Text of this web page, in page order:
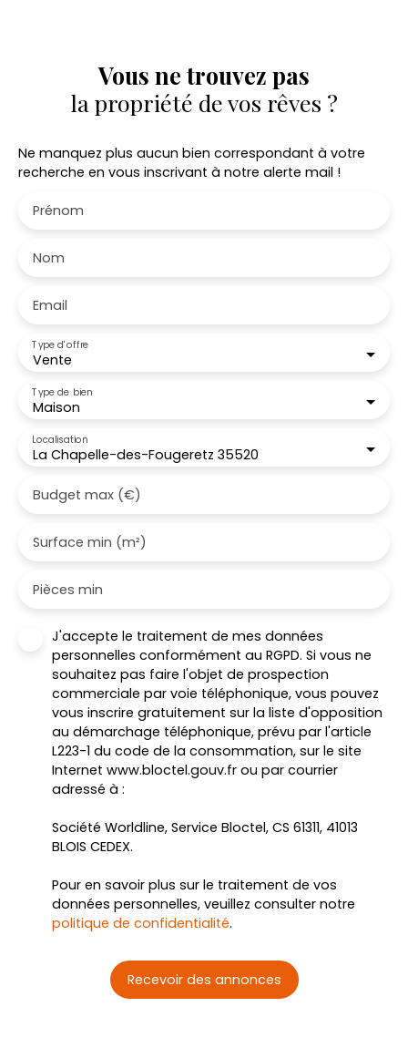
Vous ne trouvez pas
la propriété de vos rêves ?
Ne manquez plus aucun bien correspondant à votre
recherche en vous inscrivant à notre alerte mail !
Prénom
Nom
Email
Vente
Type d'offre
Maison
Type de bien
La Chapelle-des-Fougeretz 35520
Localisation
Budget max (€)
Surface min (m²)
Pièces min
J'accepte le traitement de mes données
personnelles conformément au RGPD. Si vous ne
souhaitez pas faire l'objet de prospection
commerciale par voie téléphonique, vous pouvez
vous inscrire gratuitement sur la liste d'opposition
au démarchage téléphonique, prévu par l'article
L223-1 du code de la consommation, sur le site
Internet www.bloctel.gouv.fr ou par courrier
adressé à :
Société Worldline, Service Bloctel, CS 61311, 41013
BLOIS CEDEX.
Pour en savoir plus sur le traitement de vos
données personnelles, veuillez consulter notre
politique de confidentialité.
Recevoir des annonces